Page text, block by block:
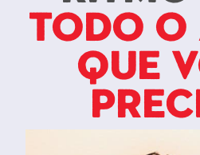
todo o
que